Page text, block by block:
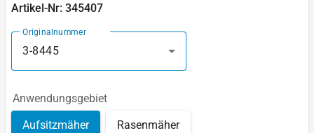
Artikel-Nr: 345407
Originalnummer
3-8445
Anwendungsgebiet
Aufsitzmäher Rasenmäher